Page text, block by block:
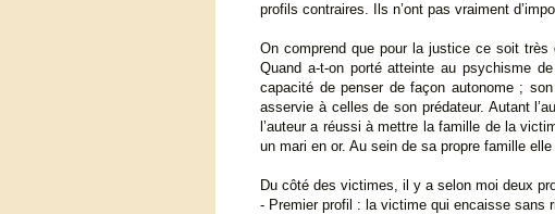
profils contraires. Ils n’ont pas vraiment
On comprend que pour la justice ce soit très
Quand a-t-on porté atteinte au psychisme
capacité de penser de façon autonome ;
asservie à celles de son prédateur. Autant
l’auteur a réussi à mettre la famille de la
un mari en or. Au sein de sa propre famille
Du côté des victimes, il y a selon moi deux
- Premier profil : la victime qui encaisse sans